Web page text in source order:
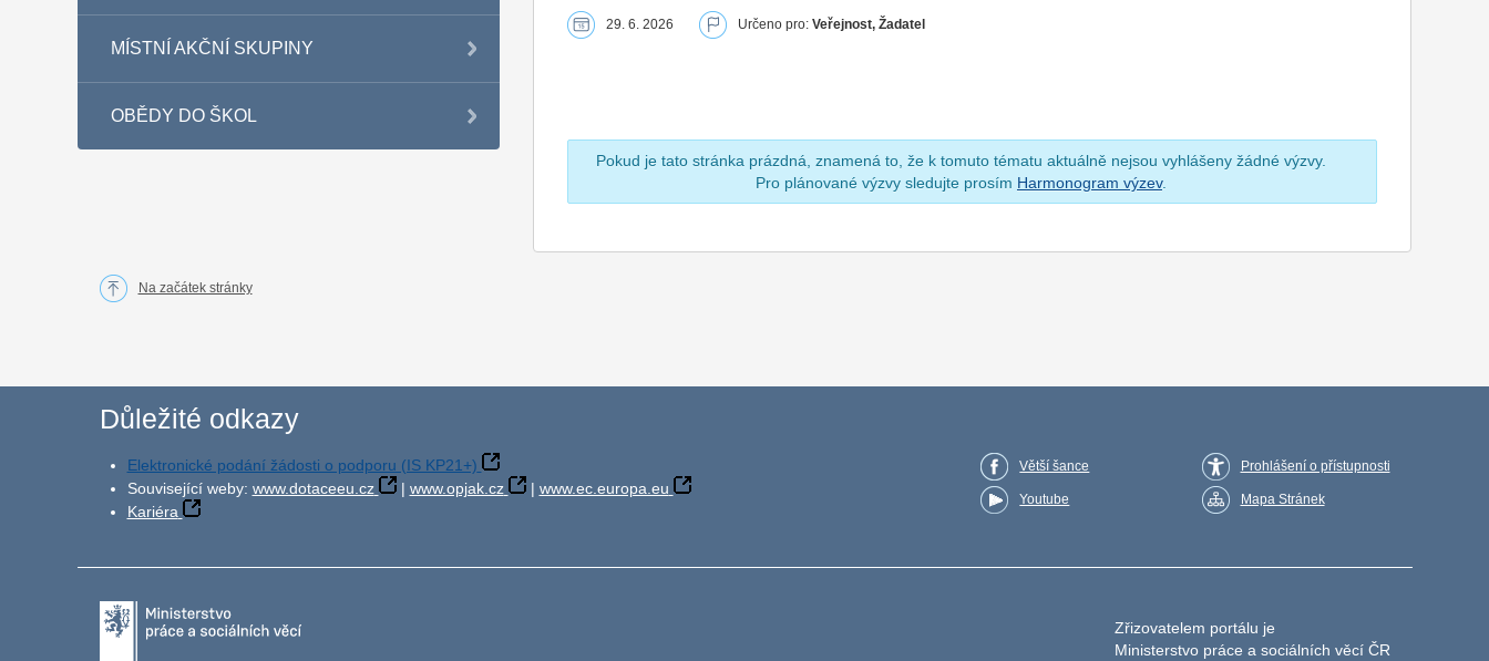
MÍSTNÍ AKČNÍ SKUPINY
OBĚDY DO ŠKOL
29. 6. 2026 Určeno pro:Veřejnost, Žadatel
Pokud je tato stránka prázdná, znamená to, že k tomuto tématu aktuálně nejsou vyhlášeny žádné výzvy.
Pro plánované výzvy sledujte prosím Harmonogram výzev.
Na začátek stránky
Důležité odkazy
Elektronické podání žádosti o podporu (IS KP21+)
Související weby: www.dotaceeu.cz | www.opjak.cz | www.ec.europa.eu
Kariéra
Větší šance
Youtube
Prohlášení o přístupnosti
Mapa Stránek
Zřizovatelem portálu je
Ministerstvo práce a sociálních věcí ČR